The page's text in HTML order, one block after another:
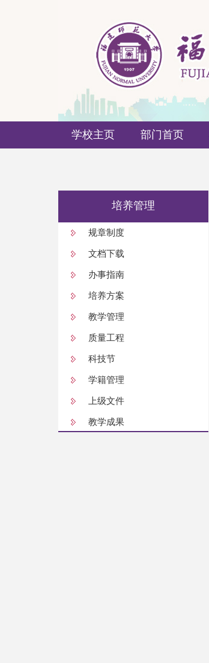
学校主页 部门首页
培养管理
规章制度
文档下载
办事指南
培养方案
教学管理
质量工程
科技节
学籍管理
上级文件
教学成果